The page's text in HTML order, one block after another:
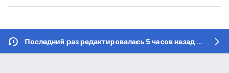
Последний раз редактировалась 5 часов назад